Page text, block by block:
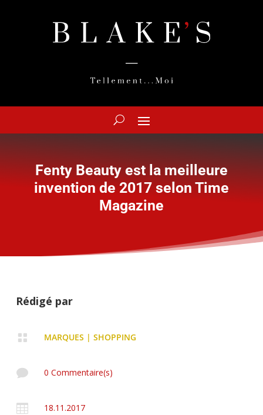
Fenty Beauty est la meilleure
invention de 2017 selon Time
Magazine
Rédigé par
 MARQUES | SHOPPING
 0 Commentaire(s)
 18.11.2017